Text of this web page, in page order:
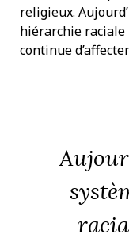
religieux.
hiérarchie raciale
continue